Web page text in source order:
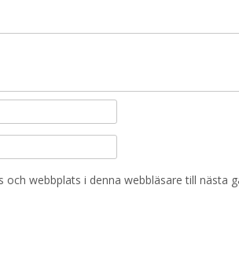
webbplats i denna webbläsare till nästa